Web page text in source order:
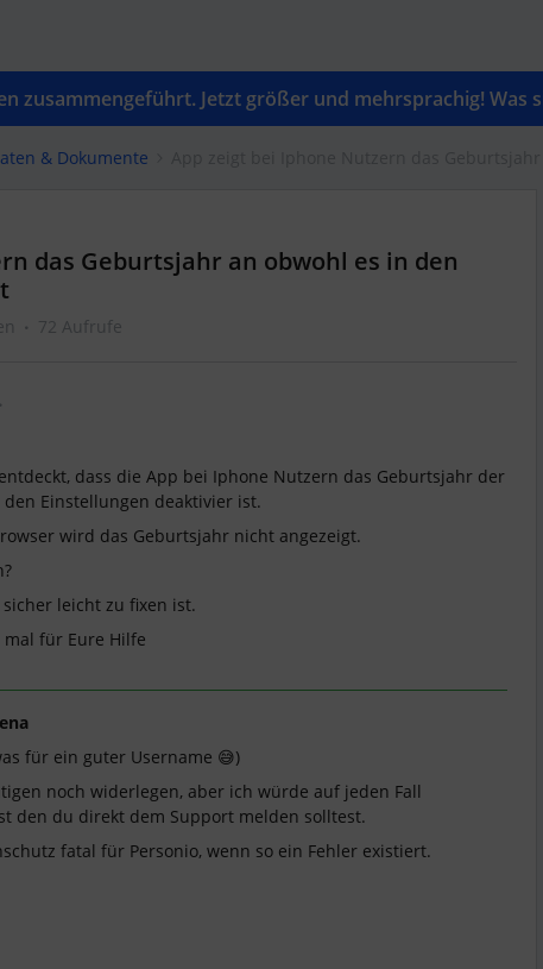
zusammengeführt. Jetzt größer und mehrsprachig! Was
& Dokumente
das Geburtsjahr an obwohl es in den
72 Aufrufe
dass die App bei Iphone Nutzern das Geburtsjahr der
Einstellungen deaktivier ist.
wird das Geburtsjahr nicht angezeigt.
leicht zu fixen ist.
für Eure Hilfe
für ein guter Username 😅)
noch widerlegen, aber ich würde auf jeden Fall
den du direkt dem Support melden solltest.
fatal für Personio, wenn so ein Fehler existiert.